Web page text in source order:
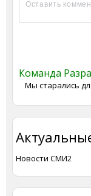
Команда
Мы старались
Новости СМИ2